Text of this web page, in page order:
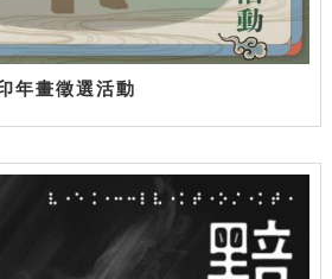
年畫徵選活動